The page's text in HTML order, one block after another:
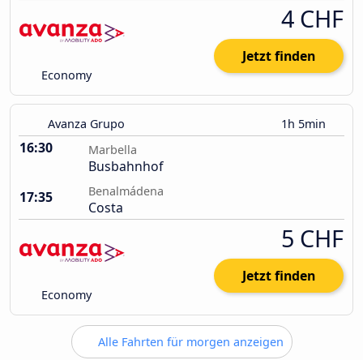
Economy
4 CHF
Jetzt finden
Avanza Grupo 1h 5min
16:30 Marbella
Busbahnhof
17:35
Benalmádena
Costa
Economy
5 CHF
Jetzt finden
Alle Fahrten für morgen anzeigen